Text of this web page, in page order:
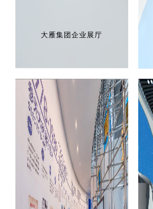
大雁集团企业展厅